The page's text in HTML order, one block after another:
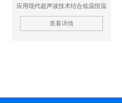
应用现代超声波技术结合低温恒温
系统作为物理手段的新型化学反应
装置，主要由大功率超声波发生系
查看详情